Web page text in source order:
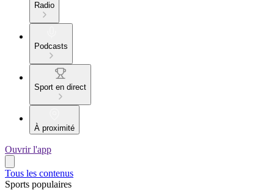
Radio
Podcasts
Sport en direct
À proximité
Ouvrir l'app
Tous les contenus
Sports populaires